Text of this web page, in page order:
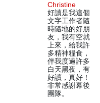
Christine
好讀是我這個
文字工作者隨
時隨地的好朋
友，我有空就
上來，給我許
多精神糧食，
伴我度過許多
白天黑夜，有
好讀，真好！
非常感謝幕後
團隊。